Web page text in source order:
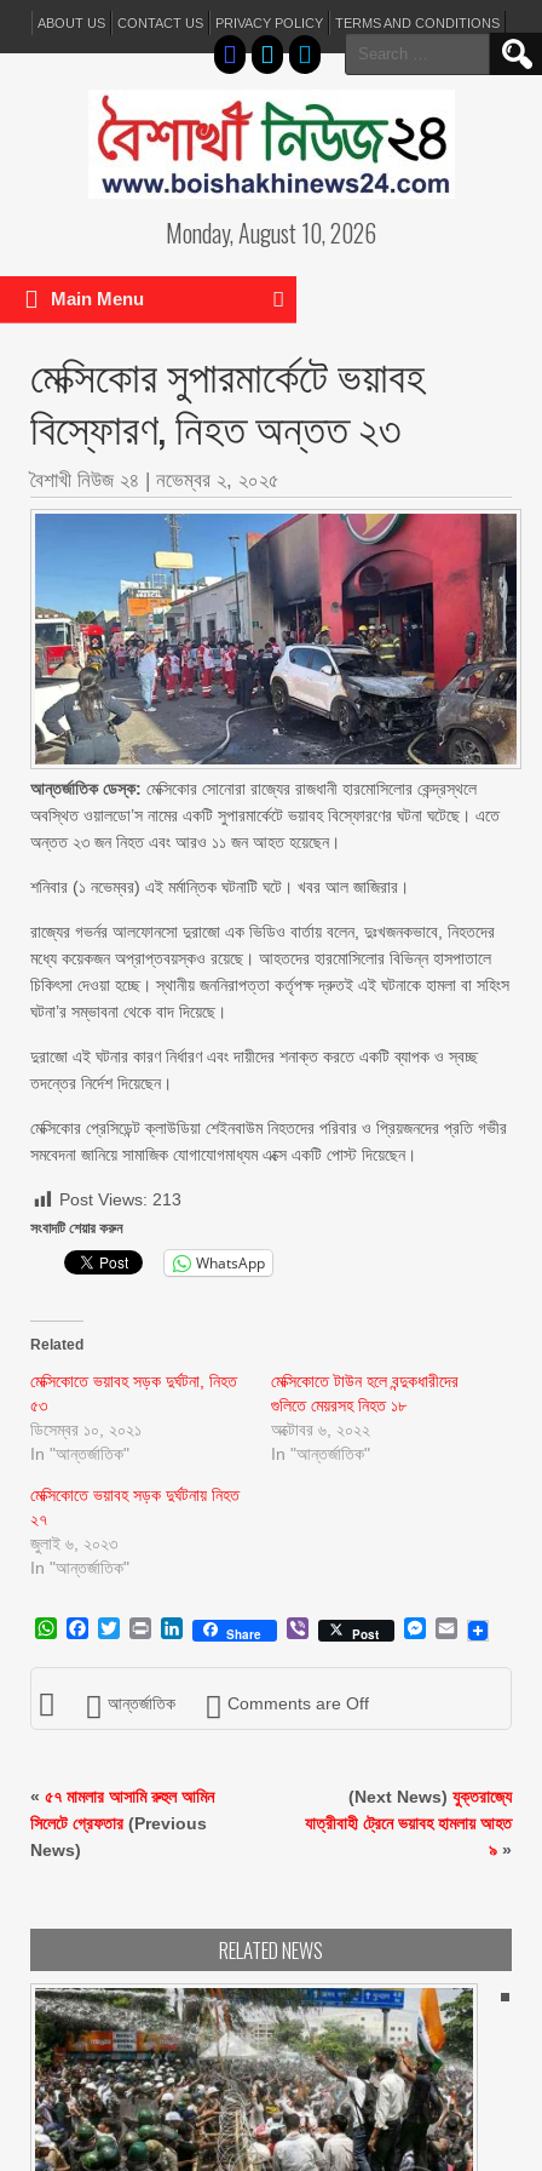
ABOUT US CONTACT US PRIVACY POLICY TERMS AND CONDITIONS
Search
for:
Monday, August 10, 2026
Main Menu
মেক্সিকোর সুপারমার্কেটে ভয়াবহ
বিস্ফোরণ, নিহত অন্তত ২৩
বৈশাখী নিউজ ২৪ | নভেম্বর ২, ২০২৫
আন্তর্জাতিক ডেস্ক: মেক্সিকোর সোনোরা রাজ্যের রাজধানী হারমোসিলোর কেন্দ্রস্থলে
অবস্থিত ওয়ালডো’স নামের একটি সুপারমার্কেটে ভয়াবহ বিস্ফোরণের ঘটনা ঘটেছে। এতে
অন্তত ২৩ জন নিহত এবং আরও ১১ জন আহত হয়েছেন।
শনিবার (১ নভেম্বর) এই মর্মান্তিক ঘটনাটি ঘটে। খবর আল জাজিরার।
রাজ্যের গভর্নর আলফোনসো দুরাজো এক ভিডিও বার্তায় বলেন, দুঃখজনকভাবে, নিহতদের
মধ্যে কয়েকজন অপ্রাপ্তবয়স্কও রয়েছে। আহতদের হারমোসিলোর বিভিন্ন হাসপাতালে
চিকিৎসা দেওয়া হচ্ছে। স্থানীয় জননিরাপত্তা কর্তৃপক্ষ দ্রুতই এই ঘটনাকে হামলা বা সহিংস
ঘটনা’র সম্ভাবনা থেকে বাদ দিয়েছে।
দুরাজো এই ঘটনার কারণ নির্ধারণ এবং দায়ীদের শনাক্ত করতে একটি ব্যাপক ও স্বচ্ছ
তদন্তের নির্দেশ দিয়েছেন।
মেক্সিকোর প্রেসিডেন্ট ক্লাউডিয়া শেইনবাউম নিহতদের পরিবার ও প্রিয়জনদের প্রতি গভীর
সমবেদনা জানিয়ে সামাজিক যোগাযোগমাধ্যম এক্সে একটি পোস্ট দিয়েছেন।
Post Views: 213
সংবাদটি শেয়ার করুন
WhatsApp
Related
মেক্সিকোতে ভয়াবহ সড়ক দুর্ঘটনা, নিহত
৫৩
ডিসেম্বর ১০, ২০২১
In "আন্তর্জাতিক"
মেক্সিকোতে টাউন হলে বন্দুকধারীদের
গুলিতে মেয়রসহ নিহত ১৮
অক্টোবর ৬, ২০২২
In "আন্তর্জাতিক"
মেক্সিকোতে ভয়াবহ সড়ক দুর্ঘটনায় নিহত
২৭
জুলাই ৬, ২০২৩
In "আন্তর্জাতিক"
WhatsApp
Facebook
Twitter
Print LinkedIn
Share ViberPost Messenger
Email
আন্তর্জাতিক Comments are Off
« ৫৭ মামলার আসামি রুহুল আমিন
সিলেটে গ্রেফতার(Previous
News)
(Next News) যুক্তরাজ্যে
যাত্রীবাহী ট্রেনে ভয়াবহ হামলায় আহত
৯ »
RELATED NEWS